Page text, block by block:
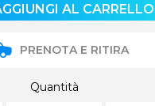
AL CARRELLO
PRENOTA E RITIRA
Quantità